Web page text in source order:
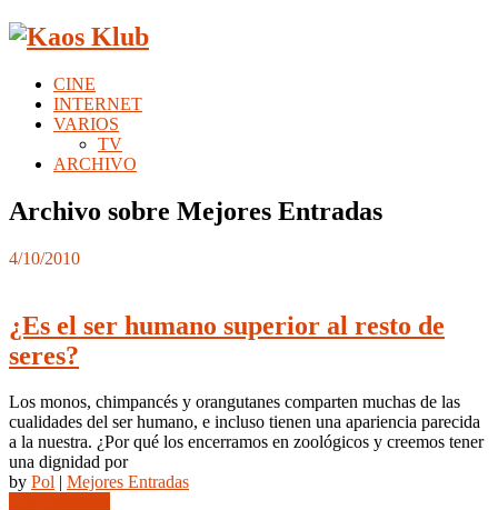
CINE
INTERNET
VARIOS
TV
ARCHIVO
Archivo sobre Mejores Entradas
4/10/2010
¿Es el ser humano superior al resto de
seres?
Los monos, chimpancés y orangutanes comparten muchas de las
cualidades del ser humano, e incluso tienen una apariencia parecida
a la nuestra. ¿Por qué los encerramos en zoológicos y creemos tener
una dignidad por
by Pol | Mejores Entradas